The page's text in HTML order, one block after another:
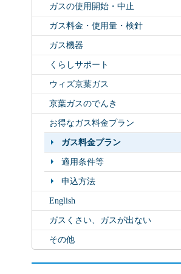
ガスの使用開始・中止
ガス料金・使用量・検針
ガス機器
くらしサポート
ウィズ京葉ガス
京葉ガスのでんき
お得なガス料金プラン
ガス料金プラン
適用条件等
申込方法
English
ガスくさい、ガスが出ない
その他